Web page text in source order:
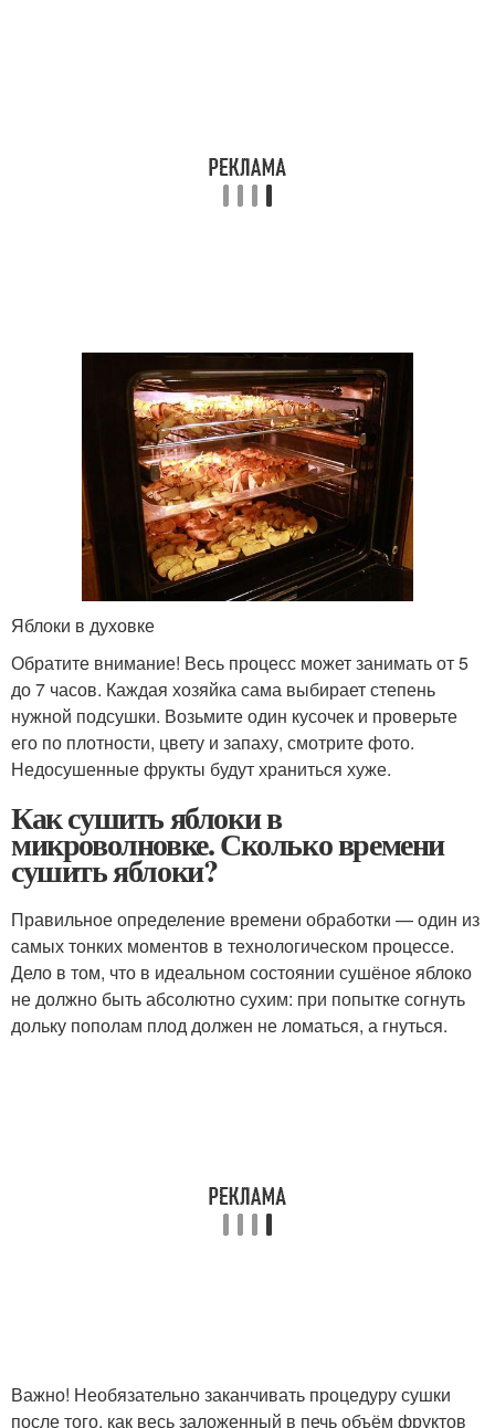
Яблоки в духовке
Обратите внимание! Весь процесс может занимать от 5
до 7 часов. Каждая хозяйка сама выбирает степень
нужной подсушки. Возьмите один кусочек и проверьте
его по плотности, цвету и запаху, смотрите фото.
Недосушенные фрукты будут храниться хуже.
Как сушить яблоки в
микроволновке. Сколько времени
сушить яблоки?
Правильное определение времени обработки — один из
самых тонких моментов в технологическом процессе.
Дело в том, что в идеальном состоянии сушёное яблоко
не должно быть абсолютно сухим: при попытке согнуть
дольку пополам плод должен не ломаться, а гнуться.
Важно! Необязательно заканчивать процедуру сушки
после того, как весь заложенный в печь объём фруктов